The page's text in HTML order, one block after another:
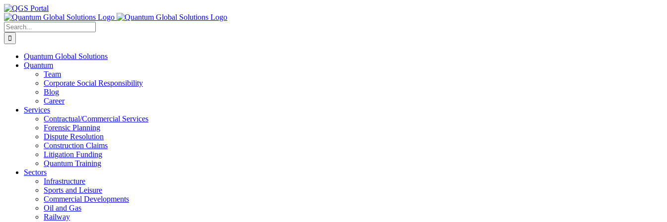
Skip
to
content
LinkedIn
Facebook
X
YouTube
Email
QGS
Portal
Search
for:
Quantum Global Solutions
Quantum
Team
Corporate Social Responsibility
Blog
Career
Services
Contractual/Commercial Services
Forensic Planning
Dispute Resolution
Construction Claims
Litigation Funding
Quantum Training
Sectors
Infrastructure
Sports and Leisure
Commercial Developments
Oil and Gas
Railway